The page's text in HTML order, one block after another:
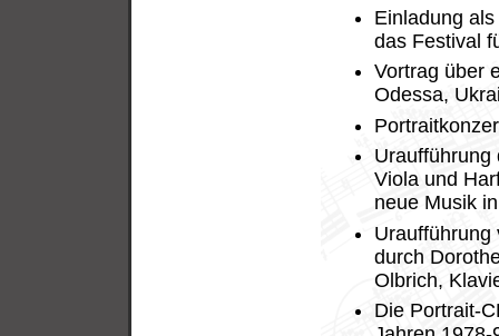
Einladung
das Festival
Vortrag über
Odessa,
Uraufführung
Viola und
neue Musik
Uraufführung
durch
Olbrich,
Die Portrait-